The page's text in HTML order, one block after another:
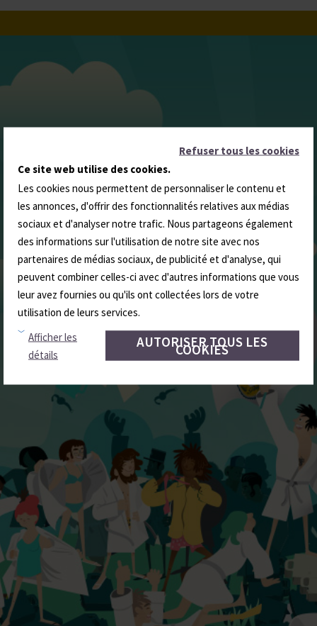
Refuser tous les cookies
Ce site web utilise des cookies.
Les cookies nous permettent de personnaliser le contenu et
les annonces, d'offrir des fonctionnalités relatives aux médias
sociaux et d'analyser notre trafic. Nous partageons également
des informations sur l'utilisation de notre site avec nos
partenaires de médias sociaux, de publicité et d'analyse, qui
peuvent combiner celles-ci avec d'autres informations que vous
leur avez fournies ou qu'ils ont collectées lors de votre
utilisation de leurs services.
AUTORISER TOUS LES
COOKIES
Afficher les
détails